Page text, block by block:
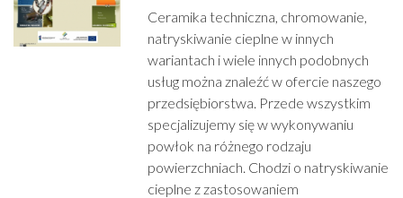
Ceramika techniczna, chromowanie,
natryskiwanie cieplne w innych
wariantach i wiele innych podobnych
usług można znaleźć w ofercie naszego
przedsiębiorstwa. Przede wszystkim
specjalizujemy się w wykonywaniu
powłok na różnego rodzaju
powierzchniach. Chodzi o natryskiwanie
cieplne z zastosowaniem